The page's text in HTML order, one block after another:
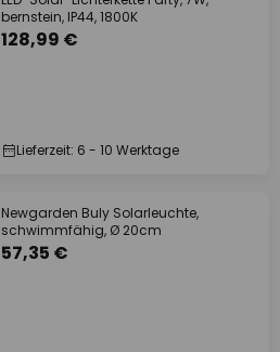
bernstein, IP44, 1800K
128,99 €
Lieferzeit: 6 - 10 Werktage
Newgarden Buly Solarleuchte,
schwimmfähig, Ø 20cm
57,35 €